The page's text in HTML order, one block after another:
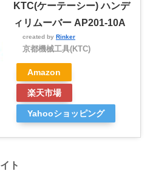
KTC(ケーテーシー) ハンデ
ィリムーバー AP201-10A
created by Rinker
京都機械工具(KTC)
Amazon
楽天市場
Yahooショッピング
ト